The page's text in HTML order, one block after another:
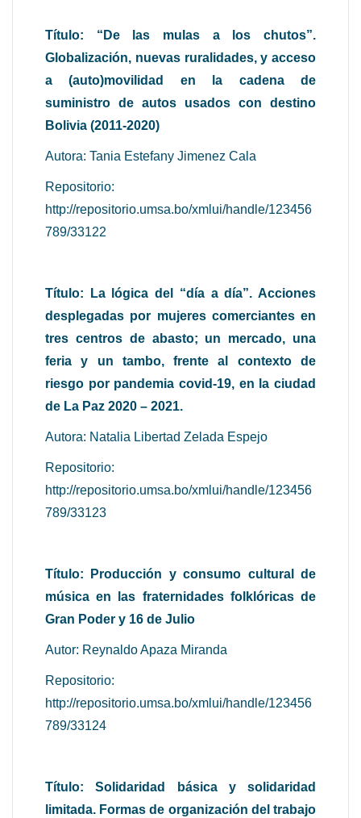
Título: “De las mulas a los chutos”.
Globalización, nuevas ruralidades, y acceso
a (auto)movilidad en la cadena de
suministro de autos usados con destino
Bolivia (2011-2020)
Autora: Tania Estefany Jimenez Cala
Repositorio:
http://repositorio.umsa.bo/xmlui/handle/123456
789/33122
Título: La lógica del “día a día”. Acciones
desplegadas por mujeres comerciantes en
tres centros de abasto; un mercado, una
feria y un tambo, frente al contexto de
riesgo por pandemia covid-19, en la ciudad
de La Paz 2020 – 2021.
Autora: Natalia Libertad Zelada Espejo
Repositorio:
http://repositorio.umsa.bo/xmlui/handle/123456
789/33123
Título: Producción y consumo cultural de
música en las fraternidades folklóricas de
Gran Poder y 16 de Julio
Autor: Reynaldo Apaza Miranda
Repositorio:
http://repositorio.umsa.bo/xmlui/handle/123456
789/33124
Título: Solidaridad básica y solidaridad
limitada. Formas de organización del trabajo